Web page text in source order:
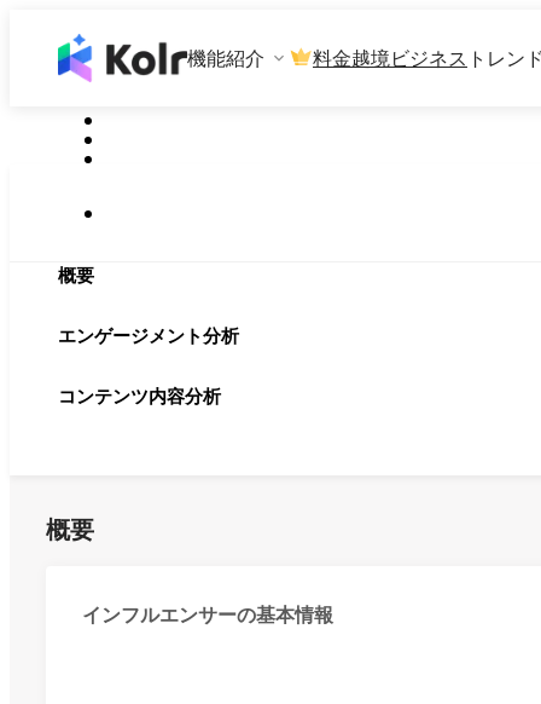
機能紹介 料金越境ビジネス トレン
概要
エンゲージメント分析
コンテンツ内容分析
概要
インフルエンサーの基本情報